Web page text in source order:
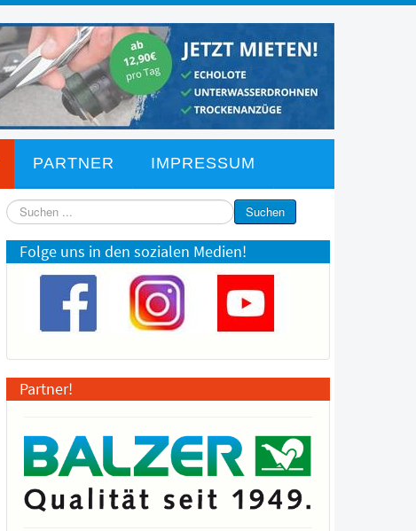
PARTNER IMPRESSUM
Suchen
...
Suchen
Folge uns in den sozialen Medien!
Partner!